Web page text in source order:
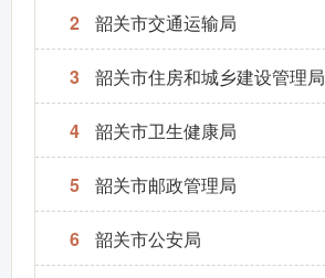
2 韶关市交通运输局
3 韶关市住房和城乡建设管理局
4 韶关市卫生健康局
5 韶关市邮政管理局
6 韶关市公安局